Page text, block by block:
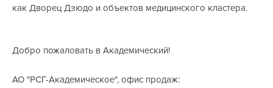
как Дворец Дзюдо и объектов медицинского кластера.
Добро пожаловать в Академический!
АО "РСГ-Академическое", офис продаж: